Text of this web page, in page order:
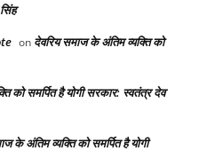
on देवरिय समाज के अंतिम व्यक्ति को
को समर्पित है योगी सरकार: स्वतंत्र देव
के अंतिम व्यक्ति को समर्पित है योगी